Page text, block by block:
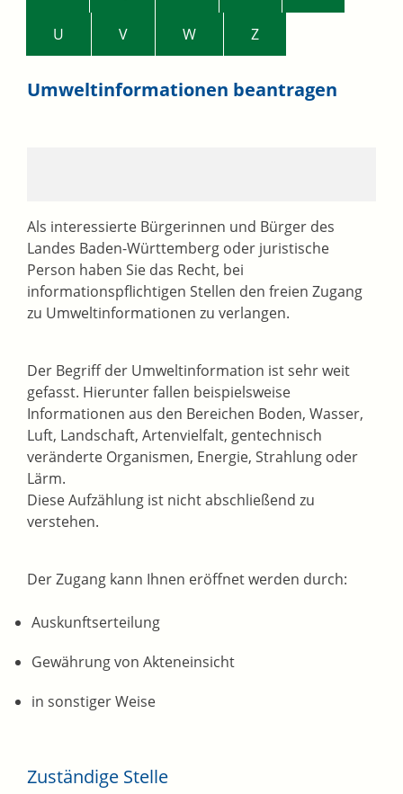
U V W Z
Umweltinformationen beantragen
Als interessierte Bürgerinnen und Bürger des
Landes Baden-Württemberg oder juristische
Person haben Sie das Recht, bei
informationspflichtigen Stellen den freien Zugang
zu Umweltinformationen zu verlangen.
Der Begriff der Umweltinformation ist sehr weit
gefasst. Hierunter fallen beispielsweise
Informationen aus den Bereichen Boden, Wasser,
Luft, Landschaft, Artenvielfalt, gentechnisch
veränderte Organismen, Energie, Strahlung oder
Lärm.
Diese Aufzählung ist nicht abschließend zu
verstehen.
Der Zugang kann Ihnen eröffnet werden durch:
Auskunftserteilung
Gewährung von Akteneinsicht
in sonstiger Weise
Zuständige Stelle